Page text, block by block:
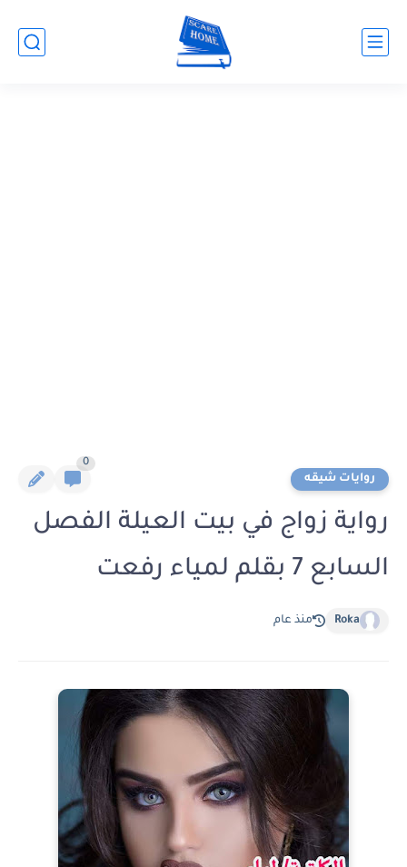
روايات شيقه
0
رواية زواج في بيت العيلة الفصل
السابع 7 بقلم لمياء رفعت
Roka منذ عام